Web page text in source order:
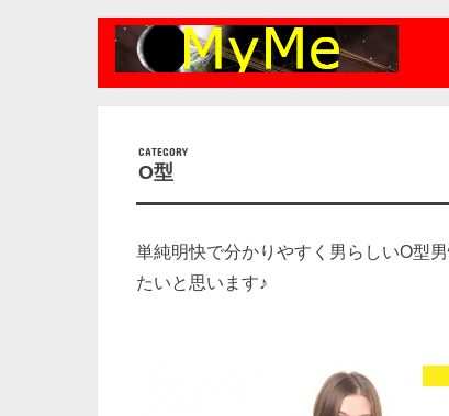
O型
単純明快で分かりやすく男らしいO型
たいと思います♪